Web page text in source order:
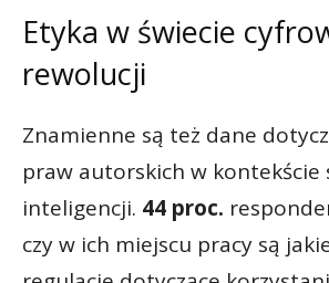
Etyka w świecie
rewolucji
Znamienne są też dane
praw autorskich w kontekście
inteligencji. 44 proc.
czy w ich miejscu pracy są